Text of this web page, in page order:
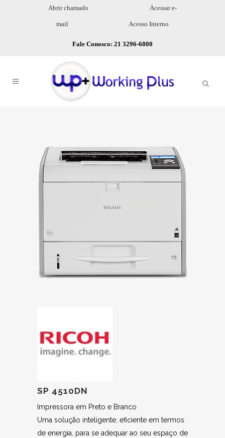
Abrir chamado Acessar e-
mail Acesso Interno
Fale Conosco: 21 3296-6800
SP 4510DN
Impressora em Preto e Branco
Uma solução inteligente, eficiente em termos
de energia, para se adequar ao seu espaço de